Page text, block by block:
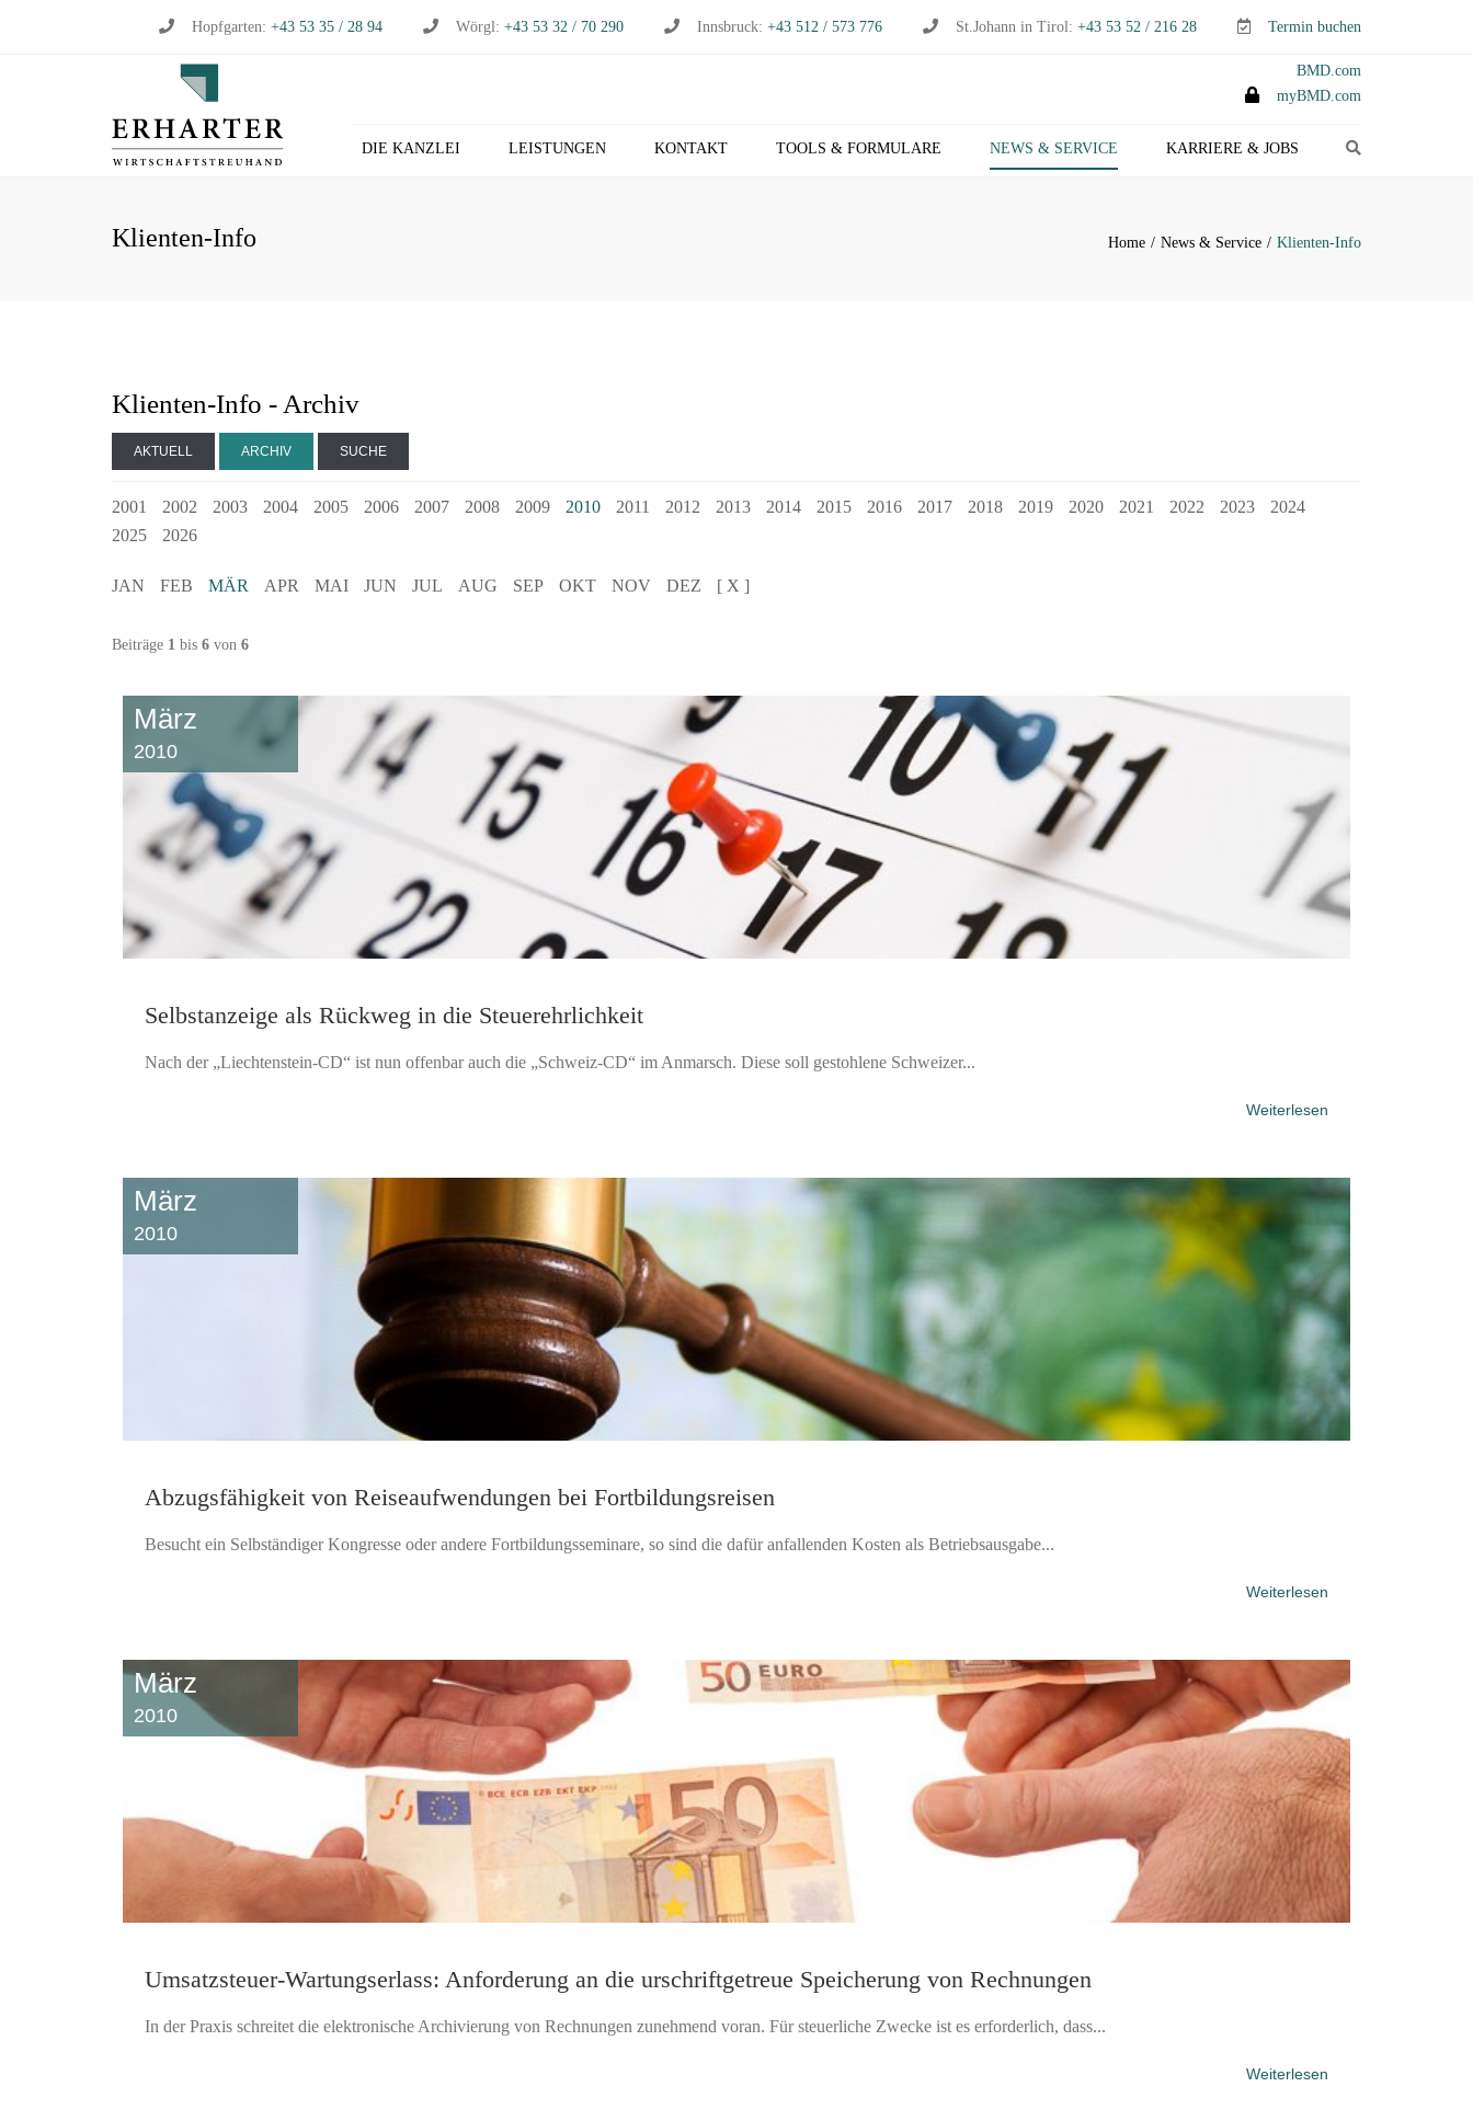
Hopfgarten: +43 53 35 / 28 94 Wörgl: +43 53 32 / 70 290 Innsbruck: +43 512 / 573 776 St.Johann in Tirol: +43 53 52 / 216 28 Termin buchen
BMD.com
myBMD.com
DIE KANZLEI LEISTUNGEN KONTAKT TOOLS & FORMULARE NEWS & SERVICE KARRIERE & JOBS
Klienten-Info Home News & Service Klienten-Info
Klienten-Info - Archiv
AKTUELL ARCHIV SUCHE
2001 2002 2003 2004 2005 2006 2007 2008 2009 2010 2011 2012 2013 2014 2015 2016 2017 2018 2019 2020 2021 2022 2023
2024
2025
2026
JAN FEB MÄR APR MAI JUN JUL AUG SEP OKT NOV DEZ [ X ]
Beiträge 1 bis 6 von 6
März
2010
Selbstanzeige als Rückweg in die Steuerehrlichkeit
Nach der „Liechtenstein-CD“ ist nun offenbar auch die „Schweiz-CD“ im Anmarsch. Diese soll gestohlene Schweizer...
Weiterlesen
März
2010
Abzugsfähigkeit von Reiseaufwendungen bei Fortbildungsreisen
Besucht ein Selbständiger Kongresse oder andere Fortbildungsseminare, so sind die dafür anfallenden Kosten als Betriebsausgabe...
Weiterlesen
März
2010
Umsatzsteuer-Wartungserlass: Anforderung an die urschriftgetreue Speicherung von Rechnungen
In der Praxis schreitet die elektronische Archivierung von Rechnungen zunehmend voran. Für steuerliche Zwecke ist es erforderlich, dass...
Weiterlesen